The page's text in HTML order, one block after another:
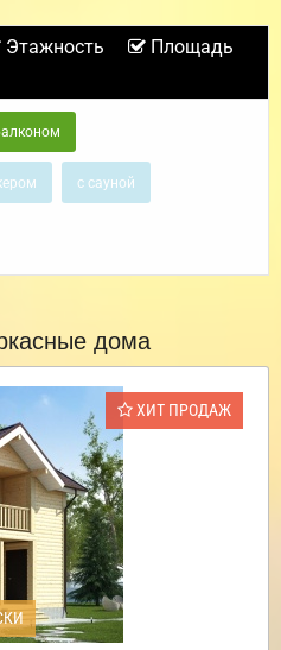
Этажность
Площадь
с сауной
дома
ХИТ ПРОДАЖ